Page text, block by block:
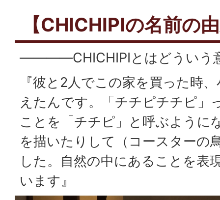
【CHICHIPIの名前の
――――CHICHIPIとはどういう
『彼と2人でこの家を買った時
えたんです。「チチピチチピ」
ことを「チチピ」と呼ぶように
を描いたりして（コースターの
した。自然の中にあることを表
います』